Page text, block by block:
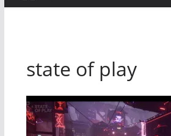
state of play